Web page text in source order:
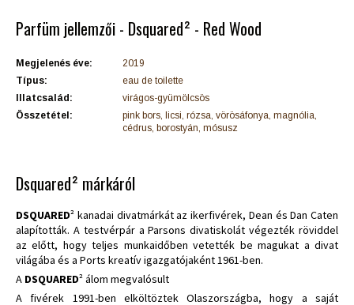
Parfüm jellemzői - Dsquared² - Red Wood
Megjelenés éve:
2019
Típus:
eau de toilette
Illatcsalád:
virágos-gyümölcsös
Összetétel:
pink bors, licsi, rózsa, vörösáfonya, magnólia,
cédrus, borostyán, mósusz
Dsquared² márkáról
DSQUARED² kanadai divatmárkát az ikerfivérek, Dean és Dan Caten
alapították. A testvérpár a Parsons divatiskolát végezték röviddel
az előtt, hogy teljes munkaidőben vetették be magukat a divat
világába és a Ports kreatív igazgatójaként 1961-ben.
A DSQUARED² álom megvalósult
A fivérek 1991-ben elköltöztek Olaszországba, hogy a saját